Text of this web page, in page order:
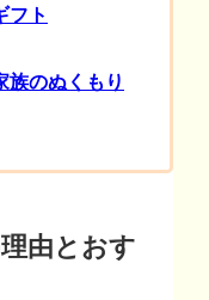
フト
族のぬくもり
由とおす